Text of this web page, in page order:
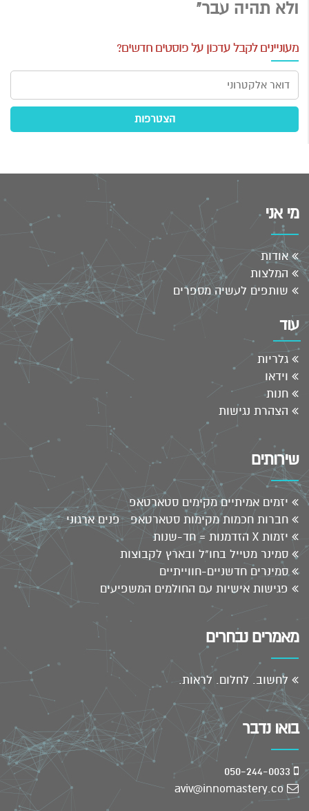
ולא תהיה עבר"
מעוניינים לקבל עדכון על פוסטים חדשים?
מי אני
אודות
המלצות
שותפים לעשיה מספרים
עוד
גלריות
וידאו
חנות
הצהרת נגישות
שירותים
יזמים אמיתיים מקימים סטארטאפ
חברות חכמות מקימות סטארטאפ פנים ארגוני
יזמות X הזדמנות = חד-שנות
סמינר מטייל בחו"ל ובארץ לקבוצות
סמינרים חדשניים-חווייתיים
פגישות אישיות עם החולמים המשפיעים
מאמרים נבחרים
לחשוב. לחלום. לראות.
בואו נדבר